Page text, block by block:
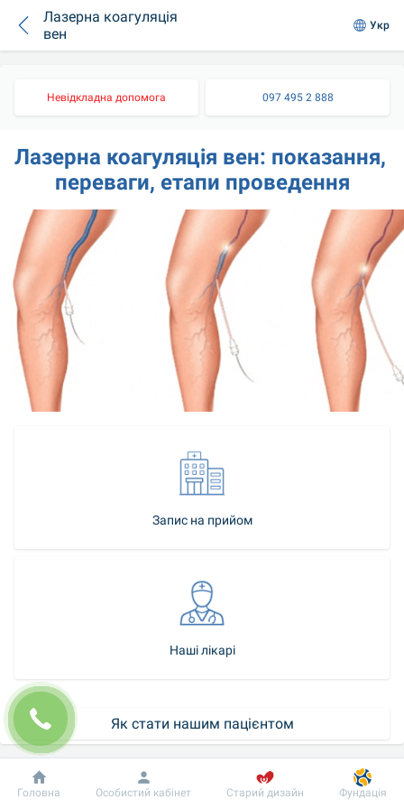
Лазерна коагуляція
вен
Укр
Невідкладна допомога 097 495 2 888
Лазерна коагуляція вен: показання,
переваги, етапи проведення
Запис на прийом
Наші лікарі
Як стати нашим пацієнтом
Контакт-центр
Добробут Інформація Пацієнту
Головна Особистий кабінет Старий дизайн Фундація